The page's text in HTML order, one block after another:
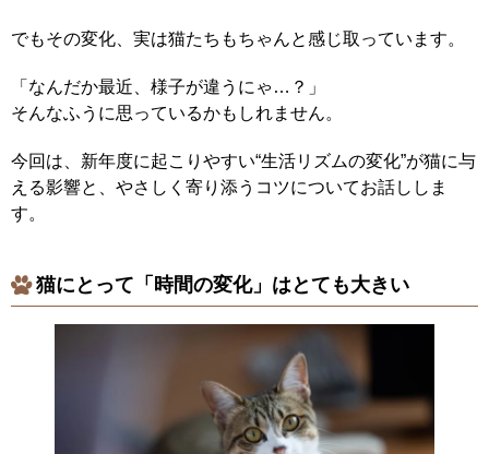
でもその変化、実は猫たちもちゃんと感じ取っています。
「なんだか最近、様子が違うにゃ…？」
そんなふうに思っているかもしれません。
今回は、新年度に起こりやすい“生活リズムの変化”が猫に与
える影響と、やさしく寄り添うコツについてお話ししま
す。
猫にとって「時間の変化」はとても大きい